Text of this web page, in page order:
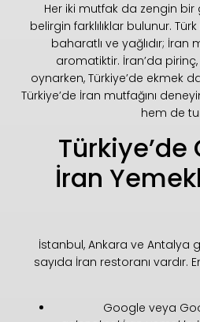
Her iki mutfak da zengin
belirgin farklılıklar bulunur.
baharatlı ve yağlıdır; İran
aromatiktir. İran’da
oynarken, Türkiye’de ekmek
Türkiye’de İran mutfağını
hem de
Türkiye’de
İran
İstanbul, Ankara ve Antalya
sayıda İran restoranı vardır.
Google veya